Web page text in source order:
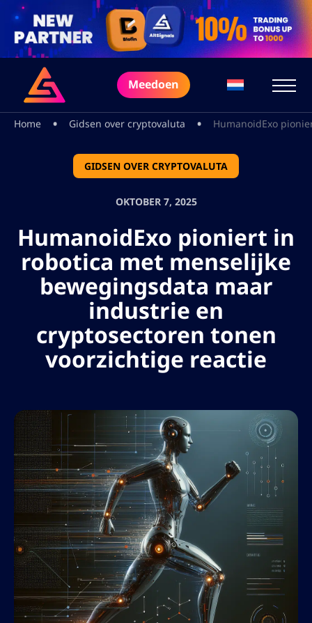
Meedoen
Home • Gidsen over cryptovaluta • HumanoidExo
GIDSEN OVER CRYPTOVALUTA
OKTOBER 7, 2025
HumanoidExo pioniert in
robotica met menselijke
bewegingsdata maar
industrie en
cryptosectoren tonen
voorzichtige reactie